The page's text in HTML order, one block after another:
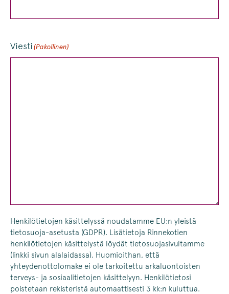
Viesti (Pakollinen)
Henkilötietojen käsittelyssä noudatamme EU:n yleistä
tietosuoja-asetusta (GDPR). Lisätietoja Rinnekotien
henkilötietojen käsittelystä löydät tietosuojasivultamme
(linkki sivun alalaidassa). Huomioithan, että
yhteydenottolomake ei ole tarkoitettu arkaluontoisten
terveys- ja sosiaalitietojen käsittelyyn. Henkilötietosi
poistetaan rekisteristä automaattisesti 3 kk:n kuluttua.